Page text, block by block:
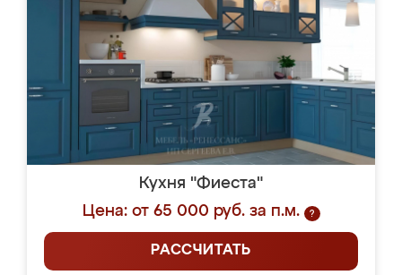
Кухня "Фиеста"
Цена: от 65 000 руб. за п.м.
?
РАССЧИТАТЬ